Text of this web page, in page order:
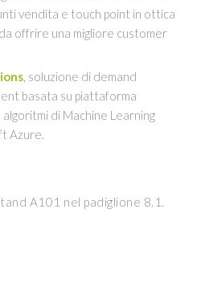
vendita e touch point in ottica
offrire una migliore customer
, soluzione di demand
basata su piattaforma
di Machine Learning
Azure.
A101 nel padiglione 8.1.